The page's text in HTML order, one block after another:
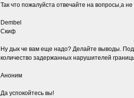
Так что пожалуйста отвечайте на вопросы,а не
Dembel
Скиф
Ну дык че вам еще надо? Делайте выводы.
количество задержанных нарушителей
Аноним
Да успокойтесь вы!